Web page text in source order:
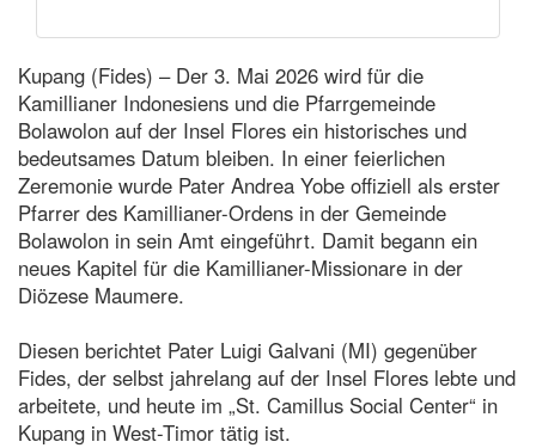
Kupang (Fides) – Der 3. Mai 2026 wird für die
Kamillianer Indonesiens und die Pfarrgemeinde
Bolawolon auf der Insel Flores ein historisches und
bedeutsames Datum bleiben. In einer feierlichen
Zeremonie wurde Pater Andrea Yobe offiziell als erster
Pfarrer des Kamillianer-Ordens in der Gemeinde
Bolawolon in sein Amt eingeführt. Damit begann ein
neues Kapitel für die Kamillianer-Missionare in der
Diözese Maumere.
Diesen berichtet Pater Luigi Galvani (MI) gegenüber
Fides, der selbst jahrelang auf der Insel Flores lebte und
arbeitete, und heute im „St. Camillus Social Center“ in
Kupang in West-Timor tätig ist.